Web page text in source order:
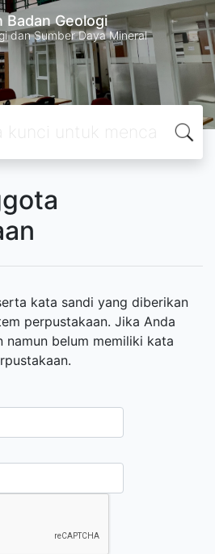
Badan Geologi
dan Sumber Daya Mineral
kata sandi yang diberikan
perpustakaan. Jika Anda
namun belum memiliki kata